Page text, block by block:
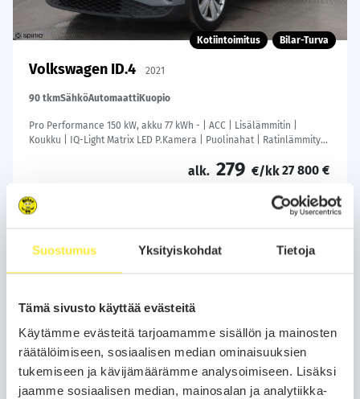
Suostumus Yksityiskohdat Tietoja
Tämä sivusto käyttää evästeitä
Käytämme evästeitä tarjoamamme sisällön ja mainosten
räätälöimiseen, sosiaalisen median ominaisuuksien
tukemiseen ja kävijämäärämme analysoimiseen. Lisäksi
jaamme sosiaalisen median, mainosalan ja analytiikka-
Kotiintoimitus Bilar-Turva
Volkswagen ID.4 2021
90 tkmSähköAutomaattiKuopio
Pro Performance 150 kW, akku 77 kWh - | ACC | Lisälämmitin |
Koukku | IQ-Light Matrix LED P.Kamera | Puolinahat | Ratinlämmitys
alk. 279 €/kk27 800 €